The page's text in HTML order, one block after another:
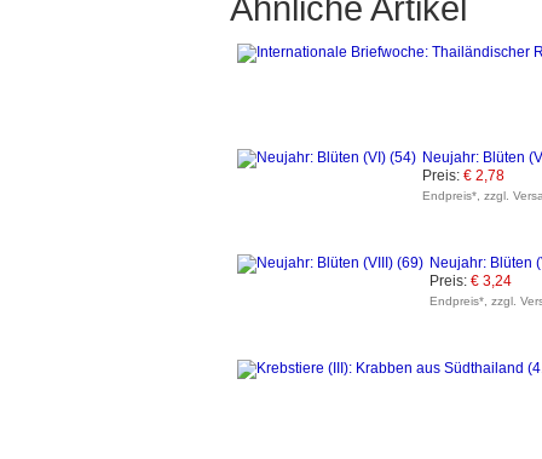
Ähnliche Artikel
Neujahr: Blüten
Preis: € 2,78
Endpreis*, zzgl.
Neujahr: Blüten
Preis: € 3,24
Endpreis*, zzgl.